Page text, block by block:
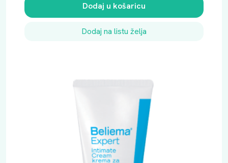
Dodaj u košaricu
Dodaj na listu želja